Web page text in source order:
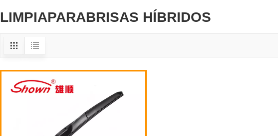
LIMPIAPARABRISAS HÍBRIDOS